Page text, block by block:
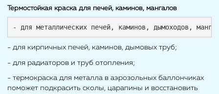
Термостойкая краска для печей, каминов, мангалов
- для металлических печей, каминов, дымоходов,
- для кирпичных печей, каминов, дымовых труб;
- для радиаторов и труб отопления;
- термокраска для металла в аэрозольных баллончиках
поможет подкрасить сколы, царапины и восстановить